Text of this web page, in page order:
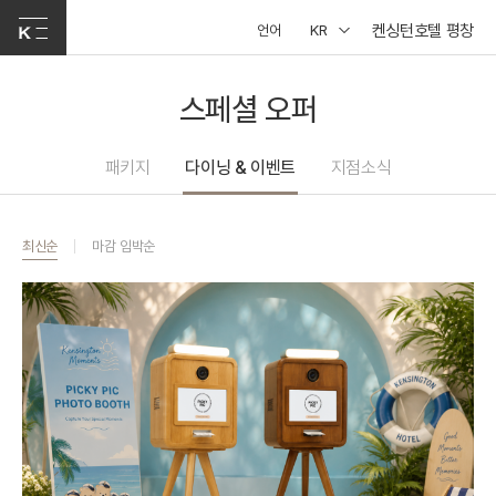
언어 KR 켄싱턴호텔 평창
스페셜 오퍼
패키지 다이닝 & 이벤트 지점소식
최신순 마감 임박순